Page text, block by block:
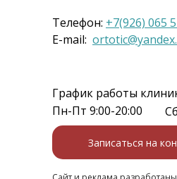
Телефон: +7(926) 065
E-mail:
Записаться на
Пн-Пт 9:00-20:00
График работы